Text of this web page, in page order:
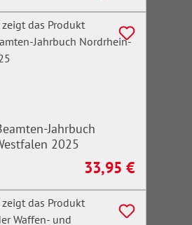
Jahrbuch
2025
Regulärer Preis:
33,95 €